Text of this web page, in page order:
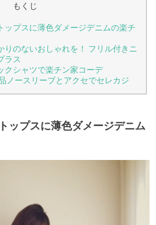
もくじ
ップスに薄色ダメージデニムの楽チ
りのないおしゃれを！ フリル付きニ
ラス
クシャツで楽チン家コーデ
ノースリーブとアクセでセレカジ
ップスに薄色ダメージデニム